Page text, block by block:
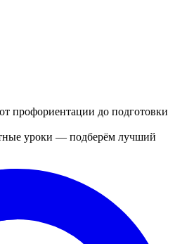
профориентации до подготовки
уроки — подберём лучший